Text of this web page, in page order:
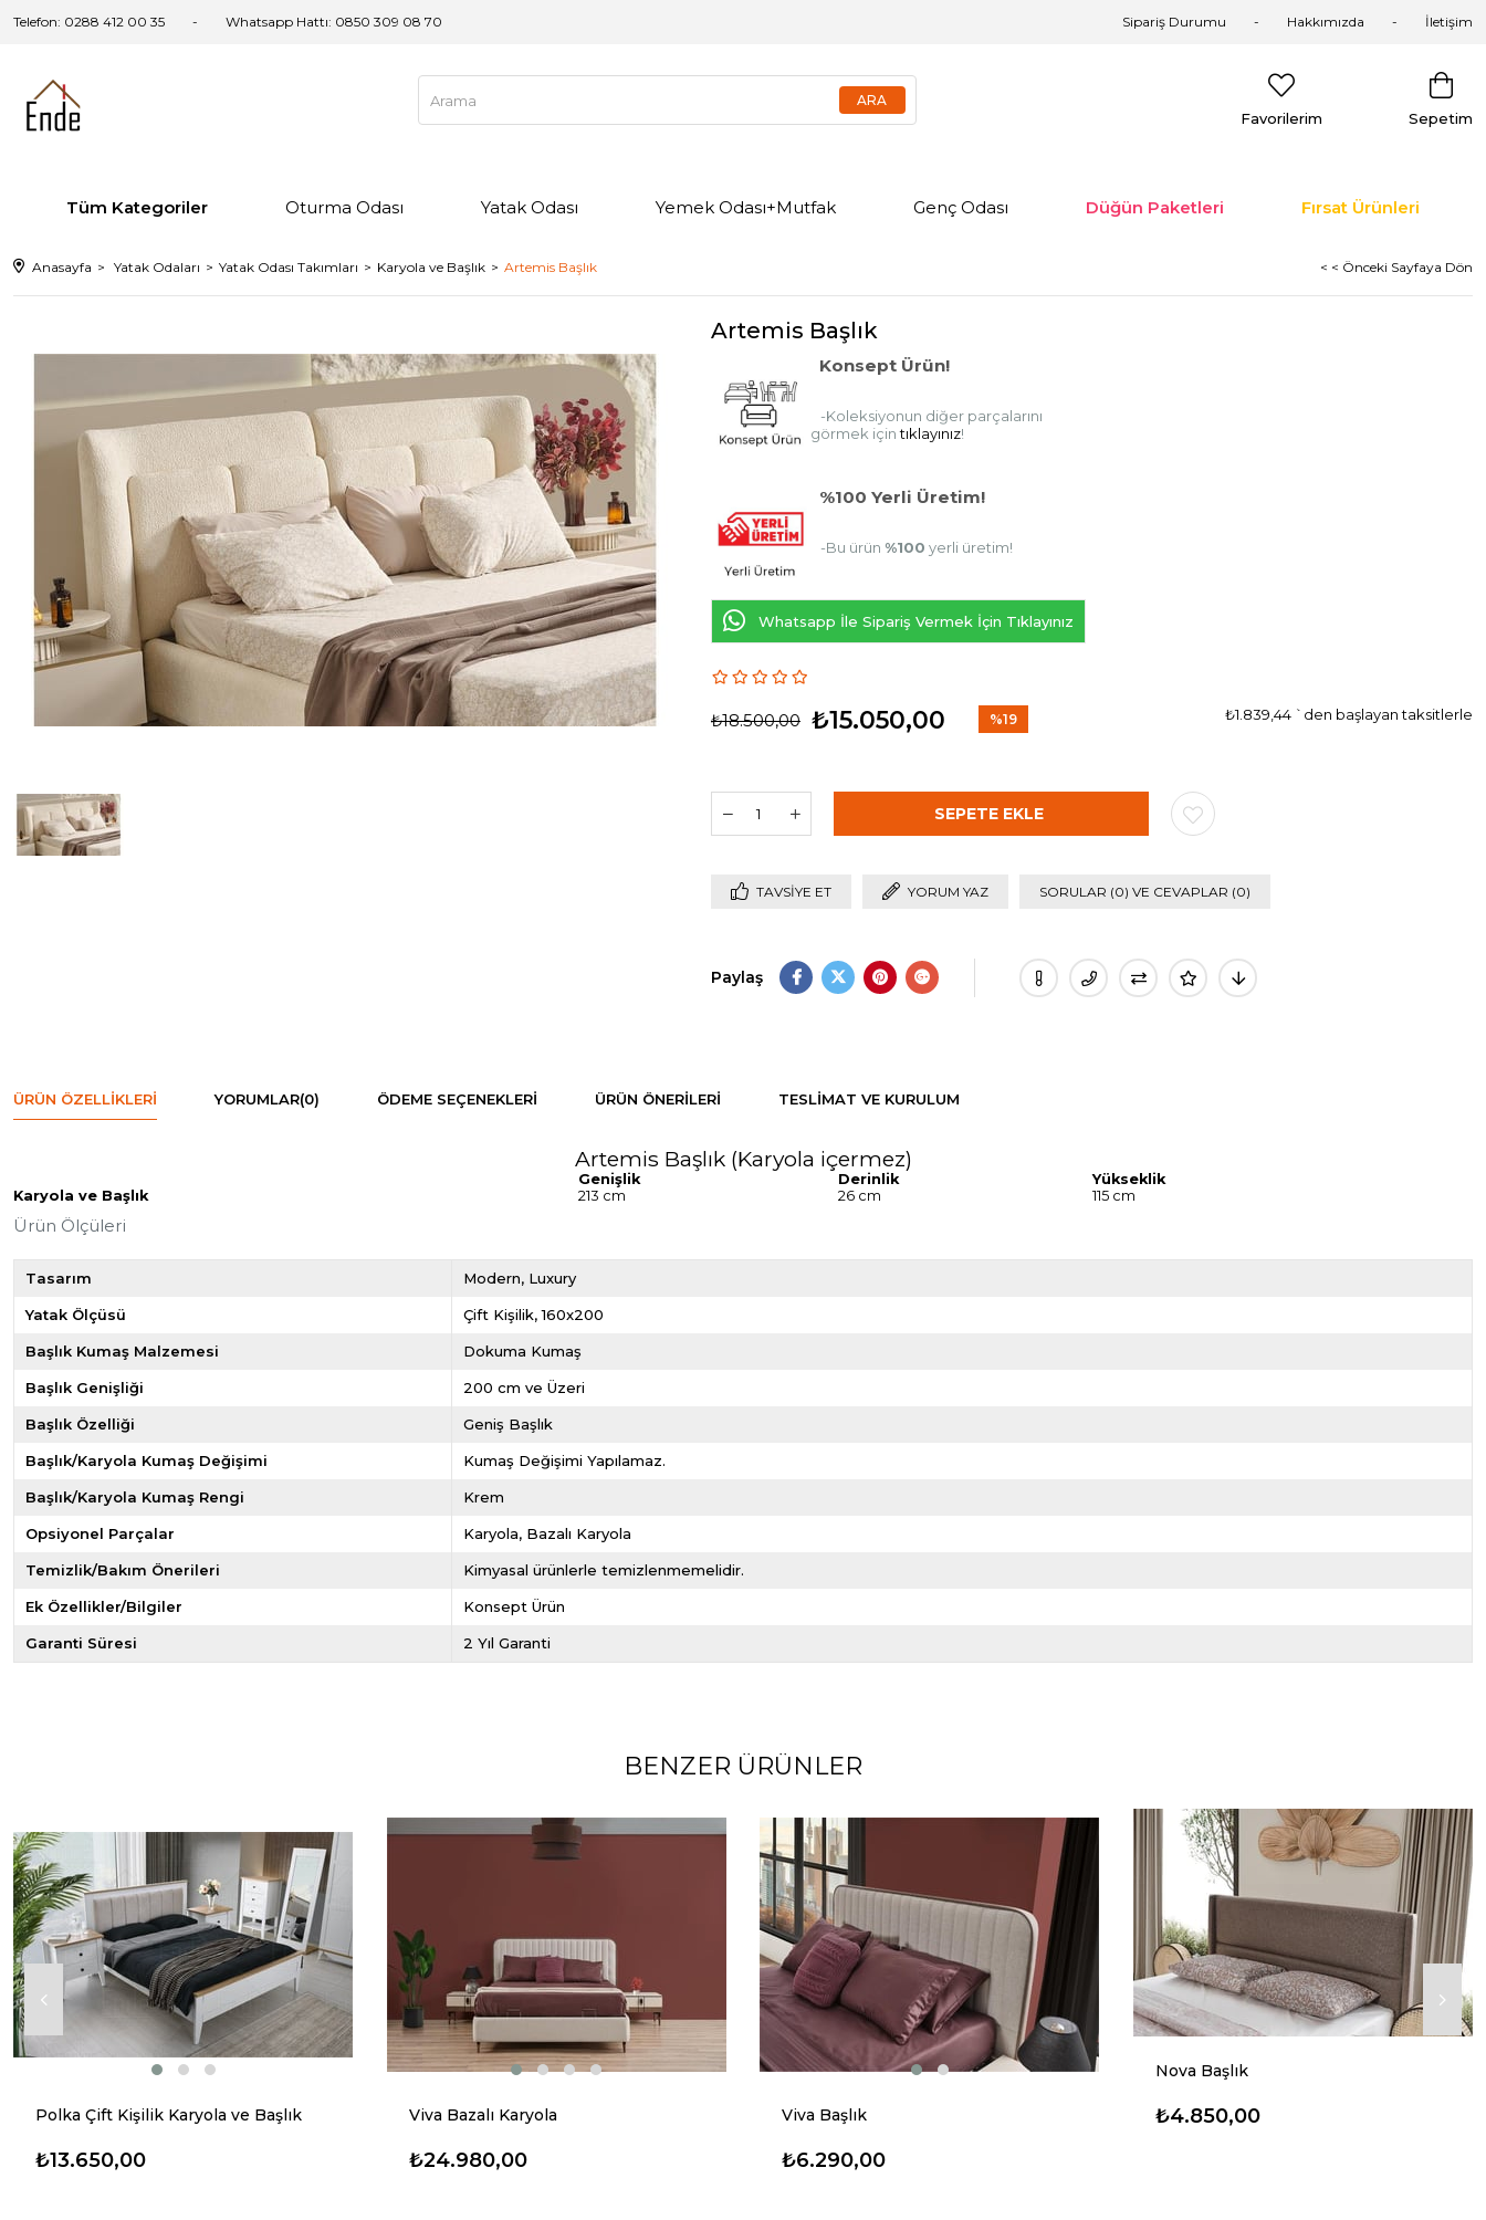
Telefon: 0288 412 00 35 Whatsapp Hattı: 0850 309 08 70 Sipariş Durumu Hakkımızda İletişim
Sepetim
Favorilerim
Tüm Kategoriler Oturma Odası Yatak Odası Yemek Odası+Mutfak Genç Odası Düğün Paketleri Fırsat Ürünleri
Anasayfa Yatak Odaları Yatak Odası Takımları Karyola ve Başlık Artemis Başlık < < Önceki Sayfaya Dön
Artemis Başlık
Konsept Ürün!
-Koleksiyonun diğer parçalarını
görmek içintıklayınız!
%100 Yerli Üretim!
-Bu ürün %100 yerli üretim!
Whatsapp İle Sipariş Vermek İçin Tıklayınız
₺18.500,00 ₺15.050,00 %19
₺1.839,44 `den başlayan taksitlerle
TAVSIYE ET YORUM YAZ SORULAR (0) VE CEVAPLAR (0)
Paylaş
ÜRÜN ÖZELLIKLERI YORUMLAR(0) ÖDEME SEÇENEKLERI ÜRÜN ÖNERILERI TESLIMAT VE KURULUM
Artemis Başlık (Karyola içermez)
Ürün Ölçüleri
Genişlik Derinlik
Yükseklik
Karyola ve Başlık
213 cm 26 cm 115 cm
Tasarım Modern Luxury
Yatak Ölçüsü Çift Kişilik 160x200
Başlık Kumaş Malzemesi Dokuma Kumaş
Başlık Genişliği 200 cm ve Üzeri
Başlık Özelliği Geniş Başlık
Başlık/Karyola Kumaş Değişimi Kumaş Değişimi Yapılamaz.
Başlık/Karyola Kumaş Rengi Krem
Opsiyonel Parçalar Karyola Bazalı Karyola
Temizlik/Bakım Önerileri Kimyasal ürünlerle temizlenmemelidir.
Ek Özellikler/Bilgiler Konsept Ürün
Garanti Süresi 2 Yıl Garanti
BENZER ÜRÜNLER
Polka Çift Kişilik Karyola ve Başlık
₺13.650,00
Viva Bazalı Karyola
₺24.980,00
Viva Başlık
₺6.290,00
Nova Başlık
₺4.850,00